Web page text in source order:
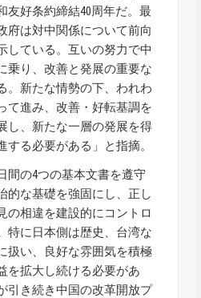
友好条約締結40周年だ。最
府は対中関係について前向
している。互いの努力で中
乗り、改善と発展の重要な
。新たな情勢の下、われわ
て進み、改善・好転基調を
し、新たな一層の発展を得
する必要がある」と指摘。
間の4つの基本文書を遵守
的な基礎を強固にし、正し
の相違を建設的にコントロ
特に日本側は歴史、台湾な
扱い、良好な雰囲気を積極
を拡大し続ける必要があ
引き続き中国の改革開放プ